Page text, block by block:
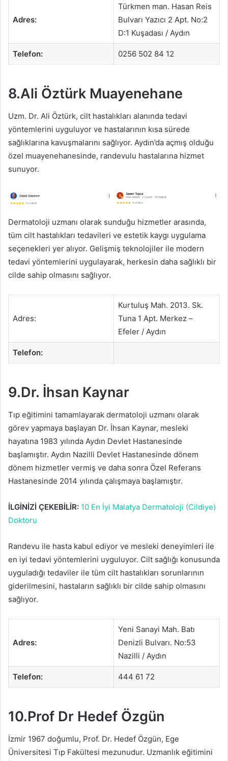
Adres:
Türkmen man. Hasan Reis
Bulvarı Yazıcı 2 Apt. No:2
D:1 Kuşadası / Aydın
Telefon: 0256 502 84 12
8.Ali Öztürk Muayenehane
Uzm. Dr. Ali Öztürk, cilt hastalıkları alanında tedavi
yöntemlerini uyguluyor ve hastalarının kısa sürede
sağlıklarına kavuşmalarını sağlıyor. Aydın’da açmış olduğu
özel muayenehanesinde, randevulu hastalarına hizmet
sunuyor.
Dermatoloji uzmanı olarak sunduğu hizmetler arasında,
tüm cilt hastalıkları tedavileri ve estetik kaygı uygulama
seçenekleri yer alıyor. Gelişmiş teknolojiler ile modern
tedavi yöntemlerini uygulayarak, herkesin daha sağlıklı bir
cilde sahip olmasını sağlıyor.
Adres:
Kurtuluş Mah. 2013. Sk.
Tuna 1 Apt. Merkez –
Efeler / Aydın
Telefon:
9.Dr. İhsan Kaynar
Tıp eğitimini tamamlayarak dermatoloji uzmanı olarak
görev yapmaya başlayan Dr. İhsan Kaynar, mesleki
hayatına 1983 yılında Aydın Devlet Hastanesinde
başlamıştır. Aydın Nazilli Devlet Hastanesinde dönem
dönem hizmetler vermiş ve daha sonra Özel Referans
Hastanesinde 2014 yılında çalışmaya başlamıştır.
İLGİNİZİ ÇEKEBİLİR: 10 En İyi Malatya Dermatoloji (Cildiye)
Doktoru
Randevu ile hasta kabul ediyor ve mesleki deneyimleri ile
en iyi tedavi yöntemlerini uyguluyor. Cilt sağlığı konusunda
uyguladığı tedaviler ile tüm cilt hastalıkları sorunlarının
giderilmesini, hastaların sağlıklı bir cilde sahip olmasını
sağlıyor.
Adres:
Yeni Sanayi Mah. Batı
Denizli Bulvarı. No:53
Nazilli / Aydın
Telefon: 444 61 72
10.Prof Dr Hedef Özgün
İzmir 1967 doğumlu, Prof. Dr. Hedef Özgün, Ege
Üniversitesi Tıp Fakültesi mezunudur. Uzmanlık eğitimini